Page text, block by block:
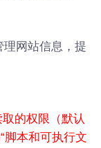
网站信息，提
的权限（默认
脚本和可执行文